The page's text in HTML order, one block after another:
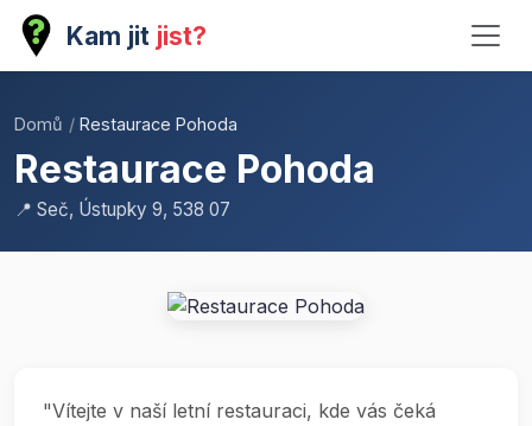
Kam jit jist?
Domů / Restaurace Pohoda
Restaurace Pohoda
📍 Seč, Ústupky 9, 538 07
"Vítejte v naší letní restauraci, kde vás čeká